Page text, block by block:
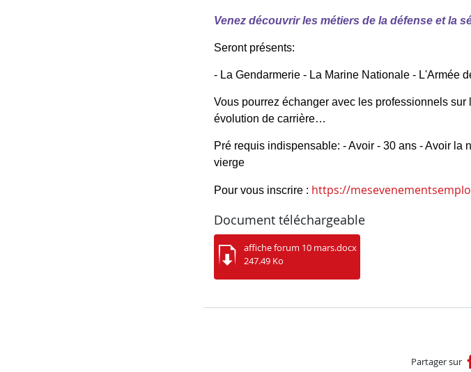
Venez découvrir les métiers de la défense et la
Seront présents:
- La Gendarmerie - La Marine Nationale - L'Armée
Vous pourrez échanger avec les professionnels
évolution de carrière…
Pré requis indispensable: - Avoir - 30 ans - Avoir
vierge
Pour vous inscrire : https://
Document téléchargeable
affiche forum 10 mars.docx
247.49 Ko
Partager sur